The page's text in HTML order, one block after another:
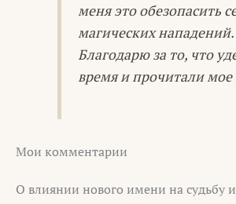
меня это обезопасить
магических нападений.
Благодарю за то, что
время и прочитали
Мои комментарии
О влиянии нового имени на судьбу